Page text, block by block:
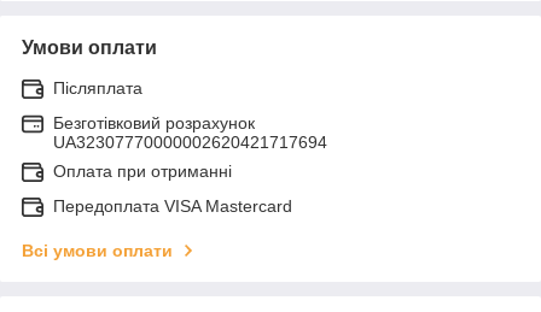
Умови оплати
Післяплата
Безготівковий розрахунок
UA32307770000002620421717694
Оплата при отриманні
Передоплата VISA Mastercard
Всі умови оплати